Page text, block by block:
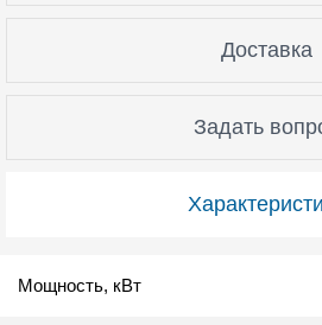
Доставка
Задать
Мощность, кВт